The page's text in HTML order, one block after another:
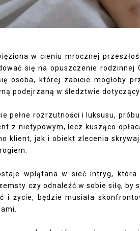
w cieniu mrocznej
się na opuszczenie rodzinnej
osoba, której zabicie mogłoby
podejrzaną w śledztwie
pełne rozrzutności i luksusu,
z nietypowym, lecz kusząco
klient, jak i obiekt zlecenia
wplątana w sieć intryg,
czy odnaleźć w sobie siłę,
i życie, będzie musiała